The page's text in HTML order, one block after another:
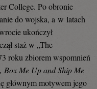
College. Po obronie
do wojska, a w latach
ukończył
staż w „The
roku zbiorem wspomnień
Me Up and Ship Me
głównym motywem jego